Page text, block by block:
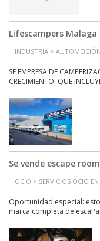
Lifescampers Malaga
INDUSTRIA >
SE EMPRESA DE
CRECIMIENTO. QUE
Se vende escape
OCIO > SERVICIOS OCIO
Oportunidad especial:
marca completa de